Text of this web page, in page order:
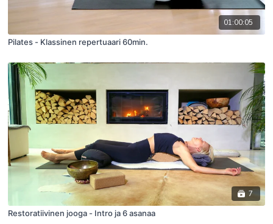
01:00:05
Pilates - Klassinen repertuaari 60min.
7
Restoratiivinen jooga - Intro ja 6 asanaa